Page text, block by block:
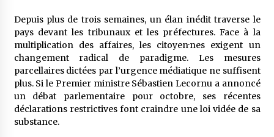
Depuis plus de trois semaines, un élan inédit traverse le
pays devant les tribunaux et les préfectures. Face à la
multiplication des affaires, les citoyen·nes exigent un
changement radical de paradigme. Les mesures
parcellaires dictées par l’urgence médiatique ne suffisent
plus. Si le Premier ministre Sébastien Lecornu a annoncé
un débat parlementaire pour octobre, ses récentes
déclarations restrictives font craindre une loi vidée de sa
substance.